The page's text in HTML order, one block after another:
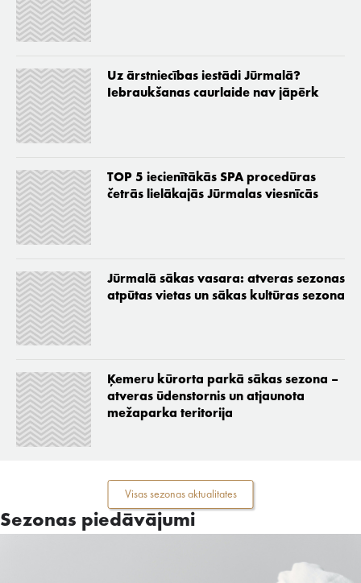
Uz ārstniecības iestādi Jūrmalā?
Iebraukšanas caurlaide nav jāpērk
TOP 5 iecienītākās SPA procedūras
četrās lielākajās Jūrmalas viesnīcās
Jūrmalā sākas vasara: atveras sezonas
atpūtas vietas un sākas kultūras sezona
Ķemeru kūrorta parkā sākas sezona –
atveras ūdenstornis un atjaunota
mežaparka teritorija
Visas sezonas aktualitates
Sezonas piedāvājumi